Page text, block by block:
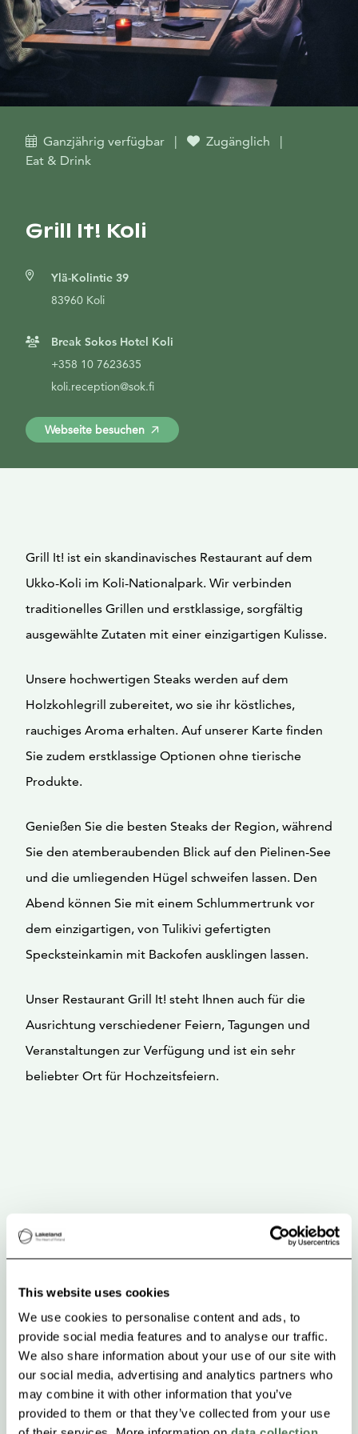
This website uses cookies
We use cookies to personalise content and ads, to
provide social media features and to analyse our traffic.
We also share information about your use of our site with
our social media, advertising and analytics partners who
may combine it with other information that you’ve
provided to them or that they’ve collected from your use
Ganzjährig verfügbar | Zugänglich
|
Eat & Drink
Grill It! Koli
Ylä-Kolintie 39
83960 Koli
Break Sokos Hotel Koli
+358 10 7623635
koli.reception@sok.fi
Webseite besuchen
Grill It! ist ein skandinavisches Restaurant auf dem
Ukko-Koli im Koli-Nationalpark. Wir verbinden
traditionelles Grillen und erstklassige, sorgfältig
ausgewählte Zutaten mit einer einzigartigen Kulisse.
Unsere hochwertigen Steaks werden auf dem
Holzkohlegrill zubereitet, wo sie ihr köstliches,
rauchiges Aroma erhalten. Auf unserer Karte finden
Sie zudem erstklassige Optionen ohne tierische
Produkte.
Genießen Sie die besten Steaks der Region, während
Sie den atemberaubenden Blick auf den Pielinen-See
und die umliegenden Hügel schweifen lassen. Den
Abend können Sie mit einem Schlummertrunk vor
dem einzigartigen, von Tulikivi gefertigten
Specksteinkamin mit Backofen ausklingen lassen.
Unser Restaurant Grill It! steht Ihnen auch für die
Ausrichtung verschiedener Feiern, Tagungen und
Veranstaltungen zur Verfügung und ist ein sehr
beliebter Ort für Hochzeitsfeiern.